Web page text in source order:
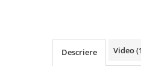
Descriere Video